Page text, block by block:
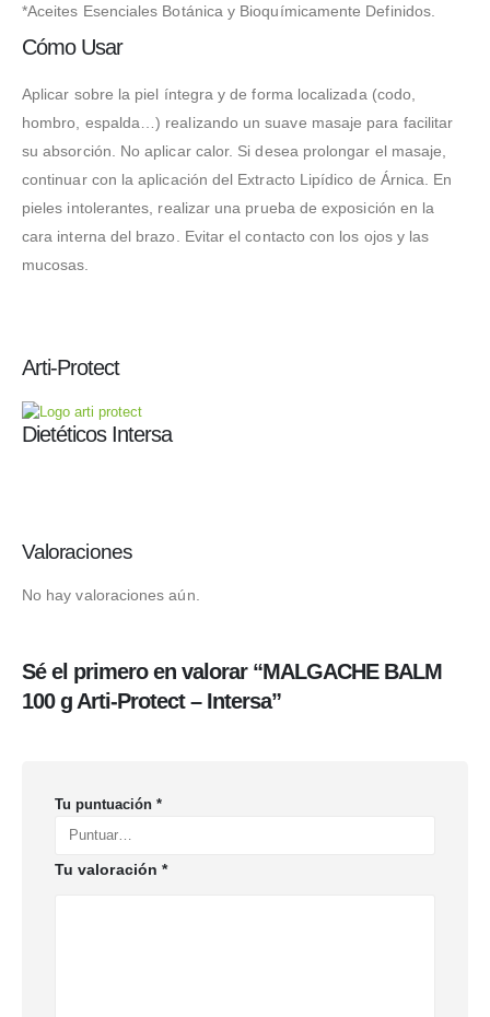
*Aceites Esenciales Botánica y Bioquímicamente Definidos.
Cómo Usar
Aplicar sobre la piel íntegra y de forma localizada (codo,
hombro, espalda…) realizando un suave masaje para facilitar
su absorción. No aplicar calor. Si desea prolongar el masaje,
continuar con la aplicación del Extracto Lipídico de Árnica. En
pieles intolerantes, realizar una prueba de exposición en la
cara interna del brazo. Evitar el contacto con los ojos y las
mucosas.
Arti-Protect
Dietéticos Intersa
Valoraciones
No hay valoraciones aún.
Sé el primero en valorar “MALGACHE BALM
100 g Arti-Protect – Intersa”
Tu puntuación *
Tu valoración *